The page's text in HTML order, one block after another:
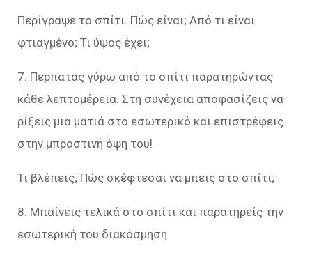
Περίγραψε το σπίτι. Πώς είναι; Από τι είναι
φτιαγμένο; Τι ύψος έχει;
7. Περπατάς γύρω από το σπίτι παρατηρώντας
κάθε λεπτομέρεια. Στη συνέχεια αποφασίζεις να
ρίξεις μια ματιά στο εσωτερικό και επιστρέφεις
στην μπροστινή όψη του!
Τι βλέπεις; Πώς σκέφτεσαι να μπεις στο σπίτι;
8. Μπαίνεις τελικά στο σπίτι και παρατηρείς την
εσωτερική του διακόσμηση